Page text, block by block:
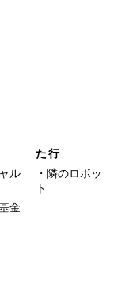
ル
金
た行
隣のロボッ
ト